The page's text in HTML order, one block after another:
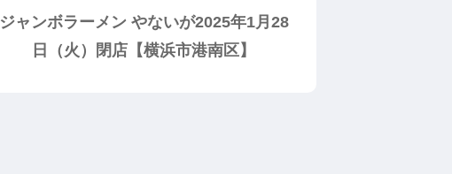
ジャンボラーメン やないが2025年1月28
日（火）閉店【横浜市港南区】